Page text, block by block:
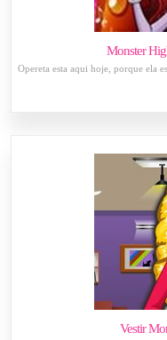
Monster
Opereta esta aqui hoje, porque ela
Vestir